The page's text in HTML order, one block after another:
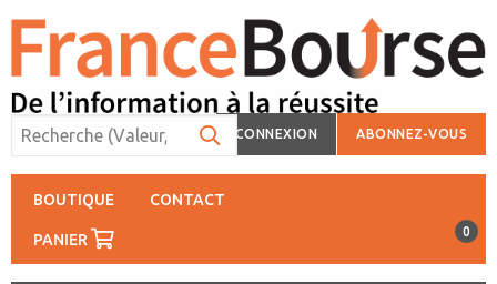
CONNEXION ABONNEZ-VOUS
BOUTIQUE CONTACT
PANIER 0